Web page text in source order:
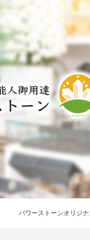
パワーストーンオリジ